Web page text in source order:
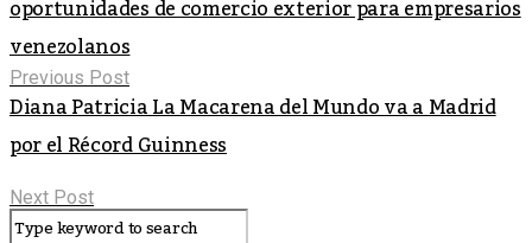
oportunidades de comercio exterior para empresarios
venezolanos
Previous Post
Diana Patricia La Macarena del Mundo va a Madrid
por el Récord Guinness
Next Post